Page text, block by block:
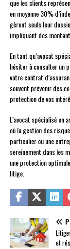
que les clients
en moyenne 30%
gèrent seuls leur
impliquant des
En tant qu’avocat
hésiter à consulter un
votre contrat
souvent prévenir des
protection de vos
L’avocat spécialisé en
où la gestion des
particulier ou une
sereinement dans les
une protection
litige.
et